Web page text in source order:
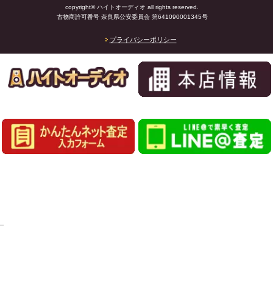
copyright© ハイトオーディオ all rights reserved.
古物商許可番号 奈良県公安委員会 第641090001345号
プライバシーポリシー